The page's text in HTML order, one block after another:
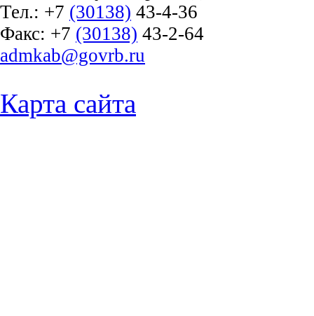
Тел.: +7 (30138) 43-4-36
Факс: +7 (30138) 43-2-64
admkab@govrb.ru
Карта сайта